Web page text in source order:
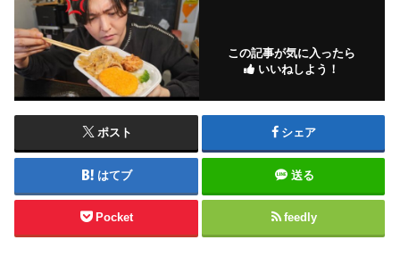
この記事が気に入ったら
いいねしよう！
ポスト シェア
はてブ 送る
Pocket feedly